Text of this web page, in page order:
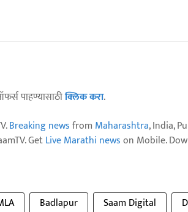
पाहण्यासाठीक्लिक करा.
Breaking newsfrom Maharashtra, India,
GetLive Marathi newson Mobile.
Badlapur Saam Digital